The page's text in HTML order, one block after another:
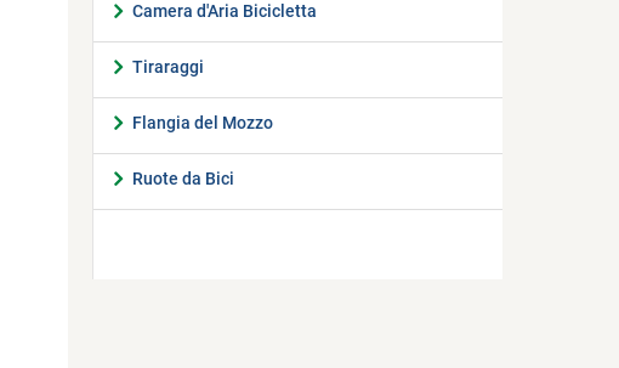
Camera d'Aria Bicicletta
Tiraraggi
Flangia del Mozzo
Ruote da Bici